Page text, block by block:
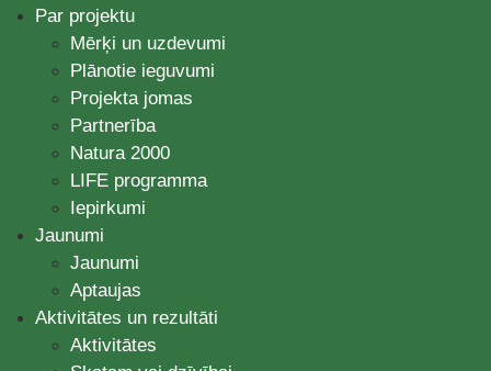
Par projektu
Mērķi un uzdevumi
Plānotie ieguvumi
Projekta jomas
Partnerība
Natura 2000
LIFE programma
Iepirkumi
Jaunumi
Jaunumi
Aptaujas
Aktivitātes un rezultāti
Aktivitātes